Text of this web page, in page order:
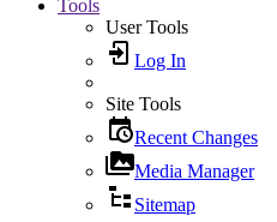
Tools
User Tools
Log In
Site Tools
Recent Changes
Media Manager
Sitemap